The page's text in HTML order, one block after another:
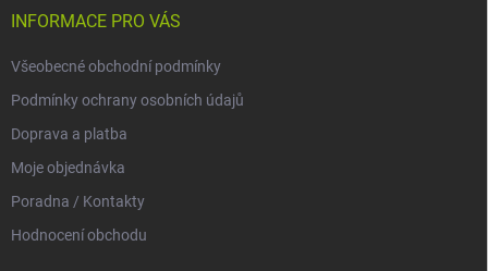
INFORMACE PRO VÁS
Všeobecné obchodní podmínky
Podmínky ochrany osobních údajů
Doprava a platba
Moje objednávka
Poradna / Kontakty
Hodnocení obchodu